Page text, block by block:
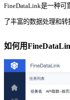
FineDataLink是一种可
了丰富的数据处理和
如何用